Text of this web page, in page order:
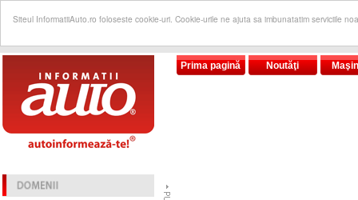
Siteul InformatiiAuto.ro foloseste cookie-uri. Cookie-urile ne ajuta sa imbunatatim serviciile
Prima pagină Noutăţi